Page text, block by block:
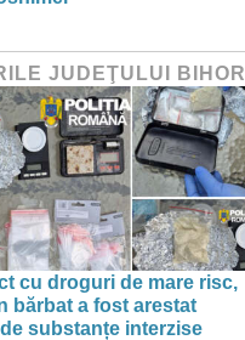
JUDEŢULUI BIHOR
cu droguri de mare risc,
bărbat a fost arestat
substanțe interzise